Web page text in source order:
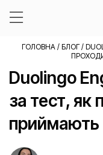
ГОЛОВНА/ БЛОГ/
Duolingo
за тест, як
приймають